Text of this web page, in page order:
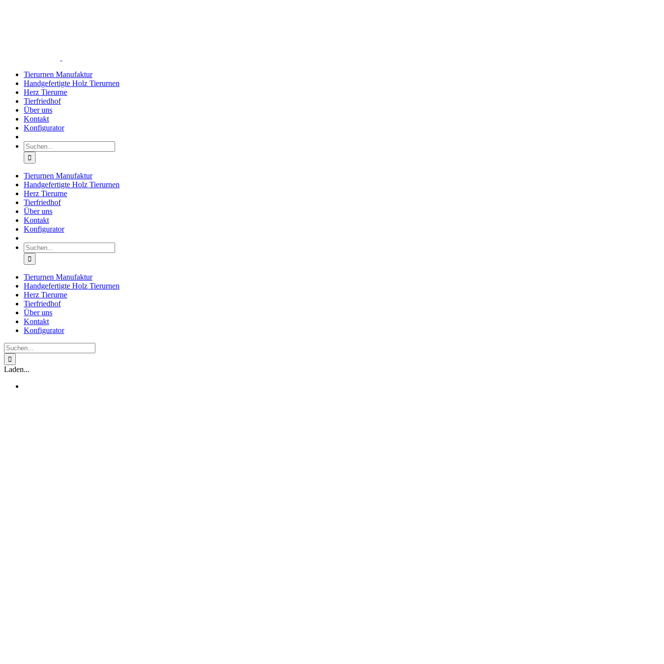
Tierurnen Manufaktur
Handgefertigte Holz Tierurnen
Herz Tierurne
Tierfriedhof
Über uns
Kontakt
Konfigurator
Suche
nach:
Tierurnen Manufaktur
Handgefertigte Holz Tierurnen
Herz Tierurne
Tierfriedhof
Über uns
Kontakt
Konfigurator
Suche
nach:
Tierurnen Manufaktur
Handgefertigte Holz Tierurnen
Herz Tierurne
Tierfriedhof
Über uns
Kontakt
Konfigurator
Suche
nach:
Laden...